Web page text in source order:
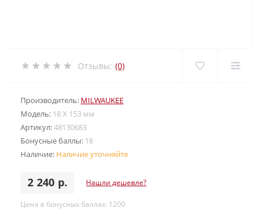
Отзывы: (0)
Производитель: MILWAUKEE
Модель: 18 X 153 мм
Артикул:48130683
Бонусные баллы: 18
Наличие: Наличие уточняйте
2 240 р. Нашли дешевле?
Цена в бонусных баллах: 1200